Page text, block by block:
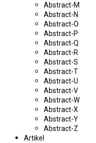
Abstract-M
Abstract-N
Abstract-O
Abstract-P
Abstract-Q
Abstract-R
Abstract-S
Abstract-T
Abstract-U
Abstract-V
Abstract-W
Abstract-X
Abstract-Y
Abstract-Z
Artikel